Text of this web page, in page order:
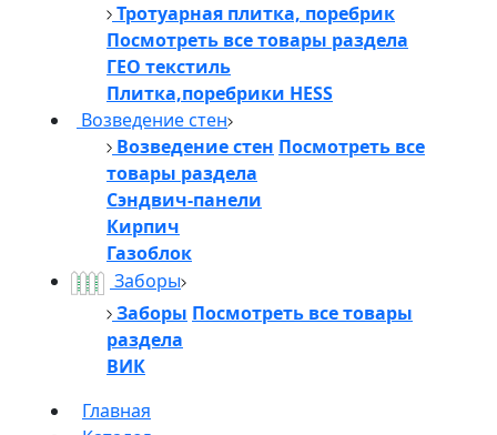
Тротуарная плитка, поребрик
Посмотреть все товары раздела
ГЕО текстиль
Плитка,поребрики HESS
Возведение стен
Возведение стен Посмотреть все
товары раздела
Сэндвич-панели
Кирпич
Газоблок
Заборы
Заборы Посмотреть все товары
раздела
ВИК
Главная